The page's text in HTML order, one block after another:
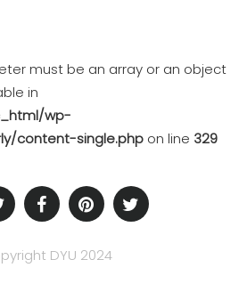
must be an array or an object
in
wp-
content-single.php on line 329
DYU 2024